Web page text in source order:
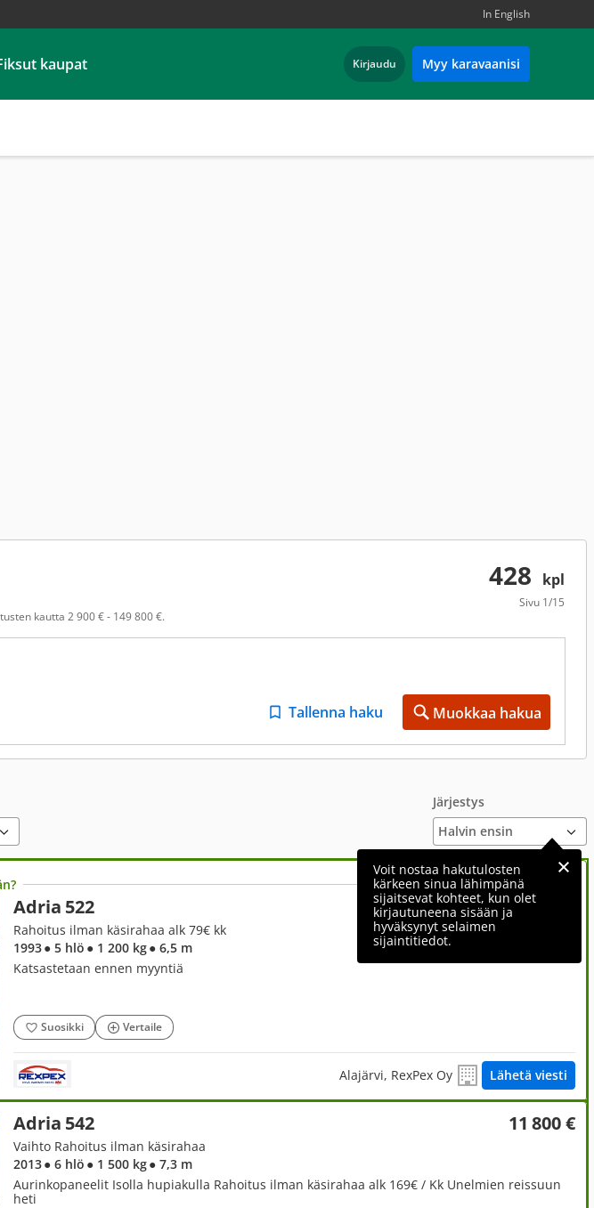
In English
kaupat Kirjaudu Myy karavaanisi
428 kpl
Sivu 1/15
kautta 2 900 € - 149 800 €.
Tallenna haku Muokkaa hakua
Järjestys
Voit nostaa hakutulosten
kärkeen sinua lähimpänä
sijaitsevat kohteet, kun olet
kirjautuneena sisään ja
hyväksynyt selaimen
sijaintitiedot.
Adria 522 4 450 €
Rahoitus ilman käsirahaa alk 79€ kk
1993● 5 hlö ● 1 200 kg● 6,5 m
Katsastetaan ennen myyntiä
Suosikki Vertaile
Alajärvi, RexPex Oy Lähetä viesti
Adria 542 11 800 €
Vaihto Rahoitus ilman käsirahaa
2013● 6 hlö ● 1 500 kg● 7,3 m
Aurinkopaneelit Isolla hupiakulla Rahoitus ilman käsirahaa alk 169€ / Kk Unelmien reissuun
heti